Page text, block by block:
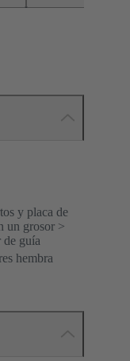
y placa de
un grosor >
de guía
hembra